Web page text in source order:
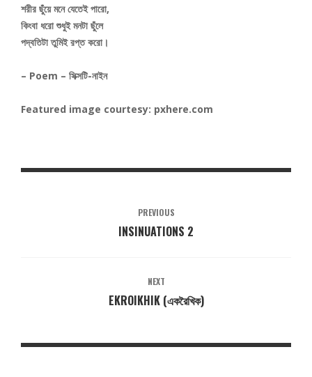
শরীর ছুঁয়ে মনে যেতেই পারো,
কিংবা ধরো শুধুই মনটা ছুঁলে
পদ্বতিটা তুমিই রপ্ত করো।
– Poem – সিক্সটি-নাইন
Featured image courtesy: pxhere.com
PREVIOUS
INSINUATIONS 2
NEXT
EKROIKHIK (একরৈখিক)